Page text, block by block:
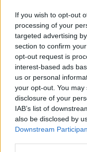
If you wish to opt-out
processing of your
targeted advertising
section to confirm
opt-out request is
interest-based ads
us or personal
your opt-out. You
disclosure of your
IAB’s list of
also be disclosed by
Downstream
«επιτήδειο
Συμμαχίες με
Ινδία και